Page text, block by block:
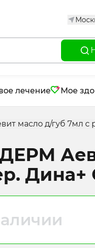
лечение Мое
масло д/губ 7мл с